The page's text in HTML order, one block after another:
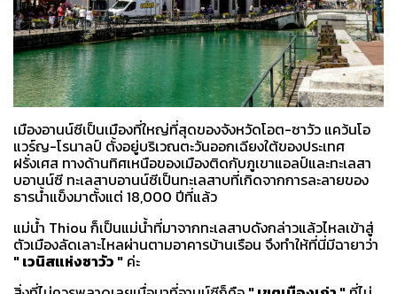
เมืองอานน์ซีเป็นเมืองที่ใหญ่ที่สุดของจังหวัดโอต-ซาวัว แคว้นโอ
แวร์ญ-โรนาลป์ ตั้งอยู่บริเวณตะวันออกเฉียงใต้ของประเทศ
ฝรั่งเศส ทางด้านทิศเหนือของเมืองติดกับภูเขาแอลป์และทะเลสา
บอานน์ซี ทะเลสาบอานน์ซีเป็นทะเลสาบที่เกิดจากการละลายของ
ธารน้ำแข็งมาตั้งแต่ 18,000 ปีที่แล้ว
แม่น้ำ Thiou ก็เป็นแม่น้ำที่มาจากทะเลสาบดังกล่าวแล้วไหลเข้าสู่
ตัวเมืองลัดเลาะไหลผ่านตามอาคารบ้านเรือน จึงทำให้ที่นี่มีฉายาว่า
" เวนิสแห่งซาวัว " ค่ะ